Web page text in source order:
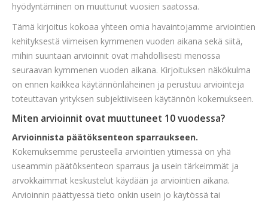
hyödyntäminen on muuttunut vuosien saatossa.
Tämä kirjoitus kokoaa yhteen omia havaintojamme arviointien
kehityksestä viimeisen kymmenen vuoden aikana sekä siitä,
mihin suuntaan arvioinnit ovat mahdollisesti menossa
seuraavan kymmenen vuoden aikana. Kirjoituksen näkökulma
on ennen kaikkea käytännönläheinen ja perustuu arviointeja
toteuttavan yrityksen subjektiiviseen käytännön kokemukseen.
Miten arvioinnit ovat muuttuneet 10 vuodessa?
Arvioinnista päätöksenteon sparraukseen.
Kokemuksemme perusteella arviointien ytimessä on yhä
useammin päätöksenteon sparraus ja usein tärkeimmät ja
arvokkaimmat keskustelut käydään ja arviointien aikana.
Arvioinnin päättyessä tieto onkin usein jo käytössä tai